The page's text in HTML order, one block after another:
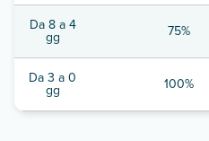
Da 8 a 4
gg 75%
Da 3 a 0
gg 100%